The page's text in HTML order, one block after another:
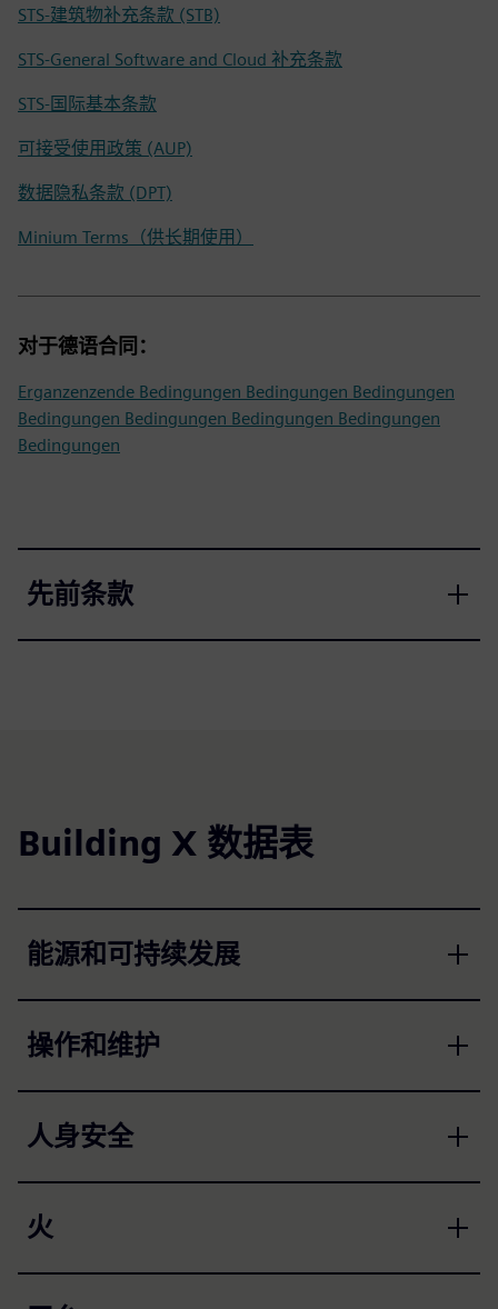
STS-建筑物补充条款 (STB)
STS-General Software and Cloud 补充条款
STS-国际基本条款
可接受使用政策 (AUP)
数据隐私条款 (DPT)
Minium Terms（供长期使用）
对于德语合同：
Erganzenzende Bedingungen Bedingungen Bedingungen
Bedingungen Bedingungen Bedingungen Bedingungen
Bedingungen
先前条款
Building X 数据表
能源和可持续发展
操作和维护
人身安全
火